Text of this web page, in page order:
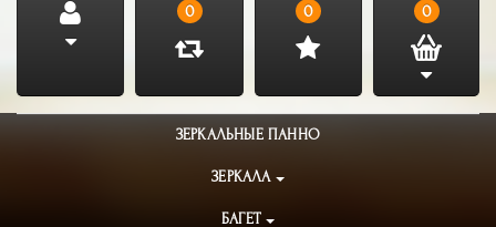
0 0 0
ЗЕРКАЛЬНЫЕ ПАННО
ЗЕРКАЛА
БАГЕТ